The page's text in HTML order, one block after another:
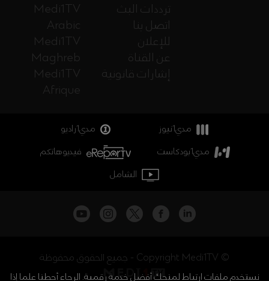
Medi1TV
Arabic
Medi1TV
Maghreb
Medi1TV
Afrique
ترددات البث
اتصل بنا
للإعلان
عن القناة
إشارات قانونية
مدي1نيوز
مدي1راديو
مدي1بودكاست
فيديوهاتكم
الشامل
جميع الحقوق محفوظة - Copyright Medi1TV ©
نستخدم ملفات ارتباط لمنحك أفضل خدمة رقمية. الرجاء أحطنا علما إذا